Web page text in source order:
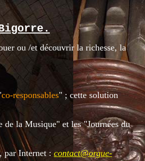
ou /et découvrir la richesse, la
co-responsables" ; cette solution
la Musique" et les "Journées du
par Internet : contact@orgue-